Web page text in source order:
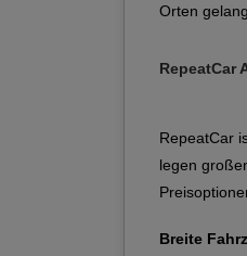
Orten
RepeatCar
RepeatCar
legen
Breite